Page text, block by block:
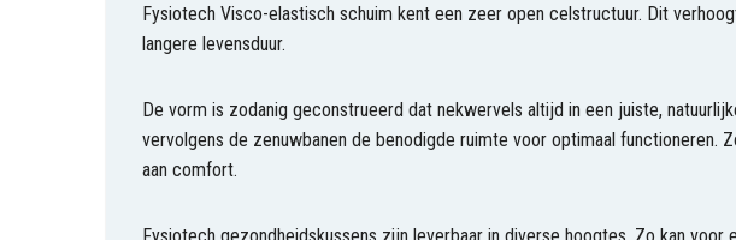
Fysiotech Visco-elastisch schuim kent een zeer open celstructuur. Dit
langere levensduur.
De vorm is zodanig geconstrueerd dat nekwervels altijd in een juiste,
vervolgens de zenuwbanen de benodigde ruimte voor optimaal functioneren.
aan comfort.